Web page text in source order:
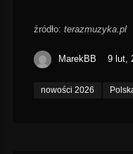
źródło: terazmuzyka.pl
MarekBB 9 lut,
nowości 2026